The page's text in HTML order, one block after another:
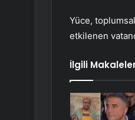
Yüce,
etkilenen
İlgili